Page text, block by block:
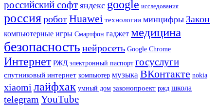
российский софт яндекс google исследования
россияроботHuawei технологии минцифры Закон
компьютерные игры Смартфон гаджет медицина
безопасность нейросеть Google Chrome
Интернет РЖД электронный паспорт госуслуги
спутниковый интернет компьютер музыка ВКонтакте nokia
xiaomi лайфхак умный дом законопроект ржд школа
telegram YouTube